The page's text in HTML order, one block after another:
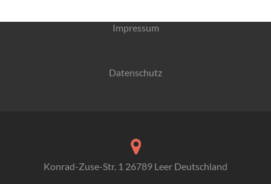
Impressum
Datenschutz
Konrad-Zuse-Str. 1 26789 Leer Deutschland